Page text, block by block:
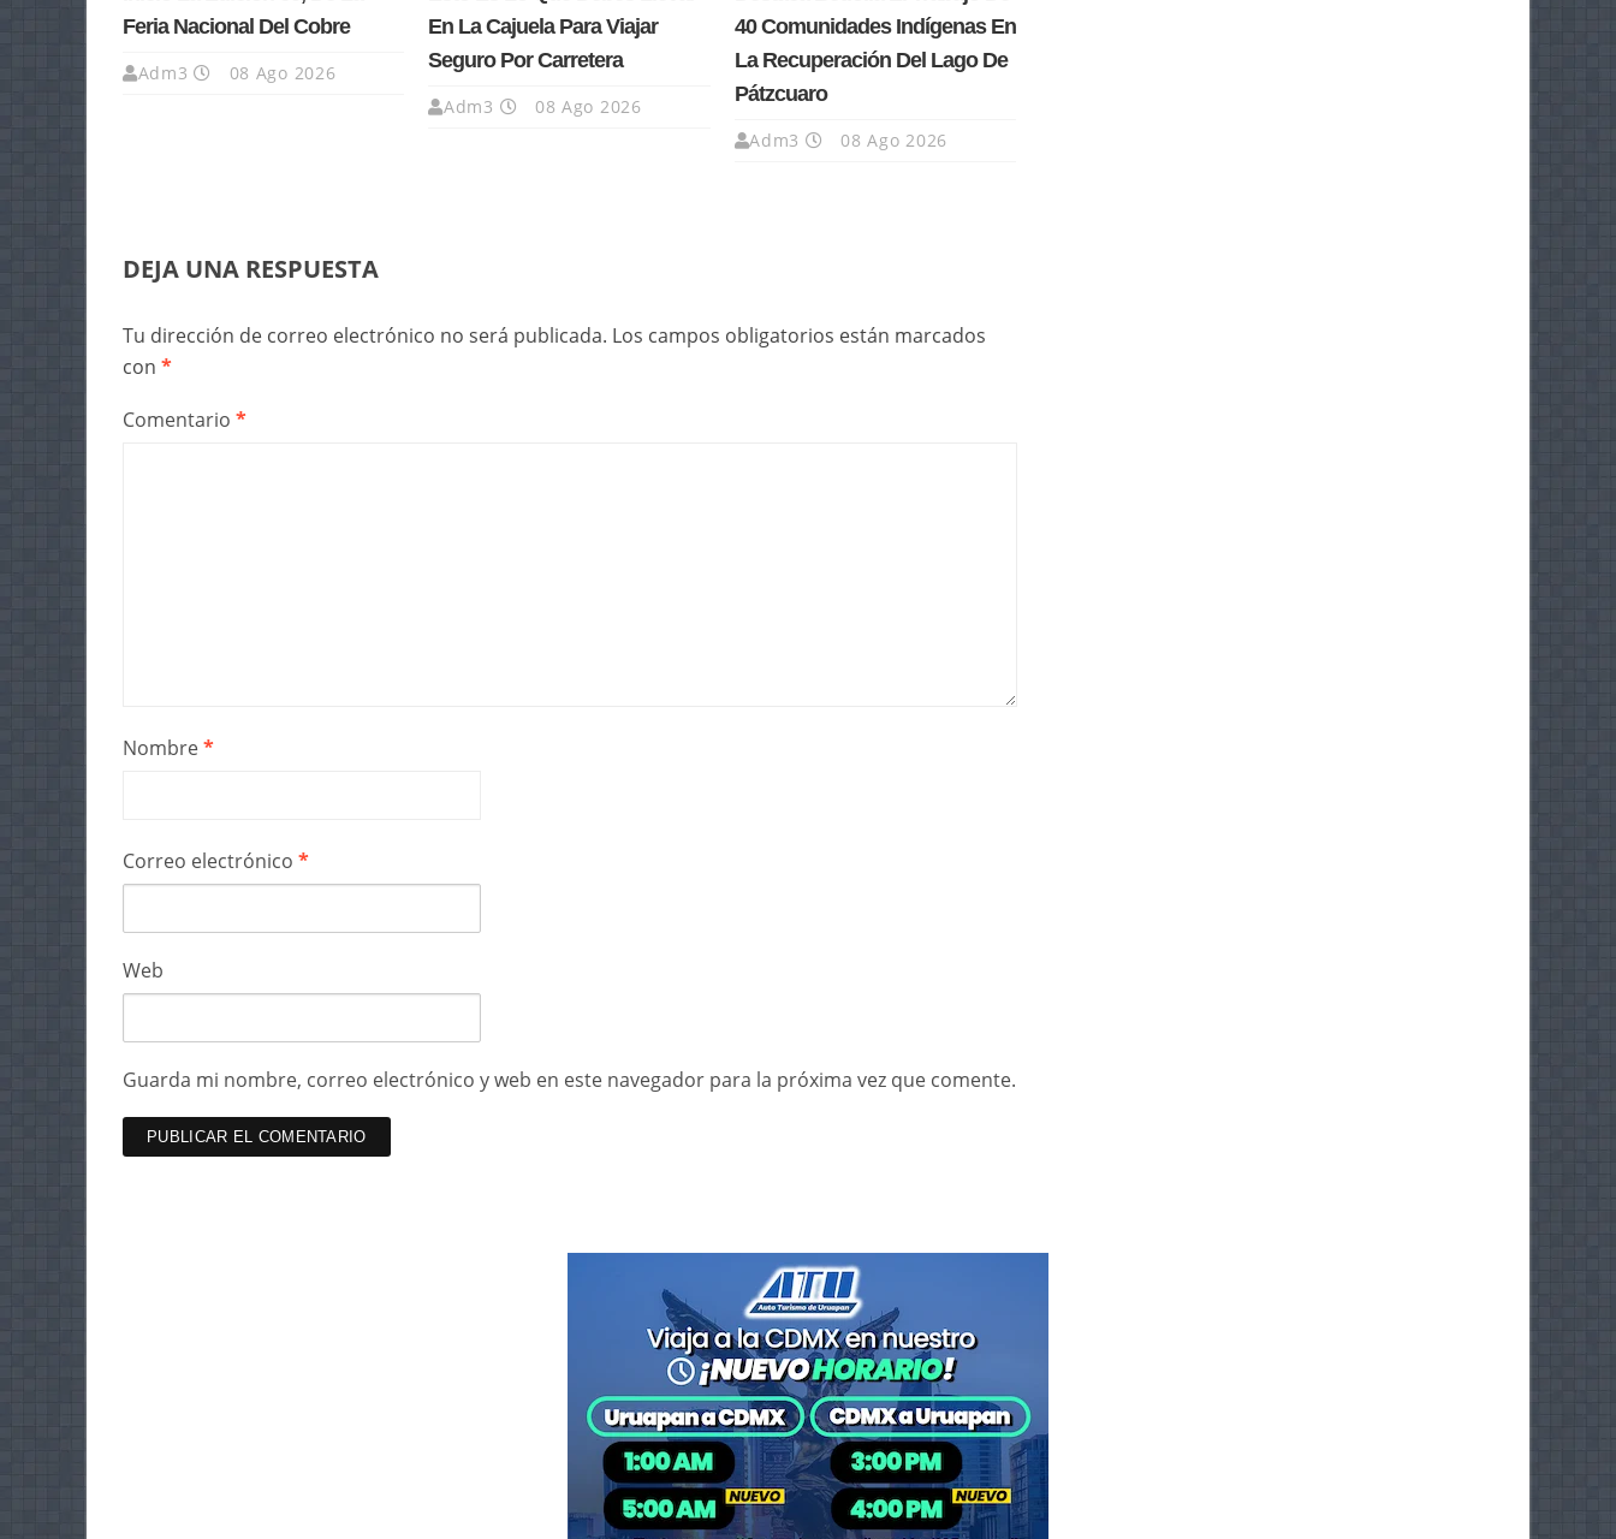
Feria Nacional Del Cobre
Adm3 08 Ago 2026
En La Cajuela Para Viajar
Seguro Por Carretera
Adm3 08 Ago 2026
40 Comunidades Indígenas En
La Recuperación Del Lago De
Pátzcuaro
Adm3 08 Ago 2026
DEJA UNA RESPUESTA
Tu dirección de correo electrónico no será publicada. Los campos obligatorios están marcados
con *
Comentario *
Nombre*
Correo electrónico *
Web
Guarda mi nombre, correo electrónico y web en este navegador para la próxima vez que comente.